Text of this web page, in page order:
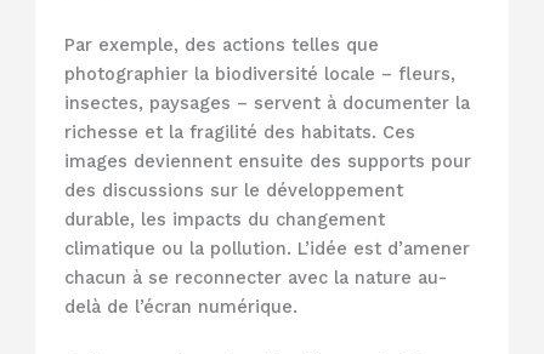
Par exemple, des actions telles que
photographier la biodiversité locale – fleurs,
insectes, paysages – servent à documenter la
richesse et la fragilité des habitats. Ces
images deviennent ensuite des supports pour
des discussions sur le développement
durable, les impacts du changement
climatique ou la pollution. L’idée est d’amener
chacun à se reconnecter avec la nature au-
delà de l’écran numérique.